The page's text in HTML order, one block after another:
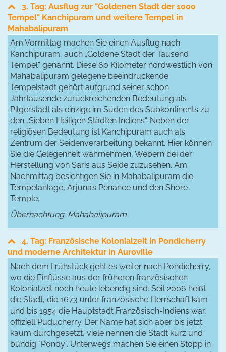
3. Tag: Ausflug zur "Goldenen Stadt der 1000
Tempel" Kanchipuram und weitere Tempel in
Mahabalipuram
Am Vormittag machen Sie einen Ausflug nach
Kanchipuram, auch „Goldene Stadt der Tausend
Tempel“ genannt. Diese 60 Kilometer nordwestlich von
Mahabalipuram gelegene beeindruckende
Tempelstadt gehört aufgrund seiner schon
Jahrtausende zurückreichenden Bedeutung als
Pilgerstadt als einzige im Süden des Subkontinents zu
den „Sieben Heiligen Städten Indiens“. Neben der
religiösen Bedeutung ist Kanchipuram auch als
Zentrum der Seidenverarbeitung bekannt. Hier können
Sie die Gelegenheit wahrnehmen, Webern bei der
Herstellung von Saris aus Seide zuzusehen. Am
Nachmittag besichtigen Sie in Mahabalipuram die
Tempelanlage, Arjuna’s Penance und den Shore
Temple.
Übernachtung: Mahabalipuram
4. Tag: Französische Kolonialzeit in Pondicherry
und moderne Architektur in Auroville
Nach dem Frühstück geht es weiter nach Pondicherry,
wo die Einflüsse aus der früheren französischen
Kolonialzeit noch heute lebendig sind. Seit 2006 heißt
die Stadt, die 1673 unter französische Herrschaft kam
und bis 1954 die Hauptstadt Französisch-Indiens war,
offiziell Puducherry. Der Name hat sich aber bis jetzt
kaum durchgesetzt, viele nennen die Stadt kurz und
bündig "Pondy". Unterwegs machen Sie einen Stopp in